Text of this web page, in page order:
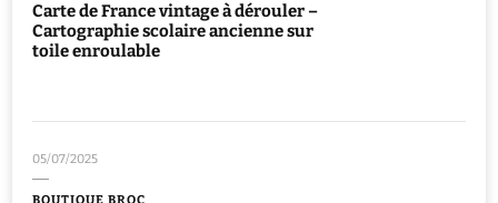
Carte de France vintage à dérouler –
Cartographie scolaire ancienne sur
toile enroulable
05/07/2025